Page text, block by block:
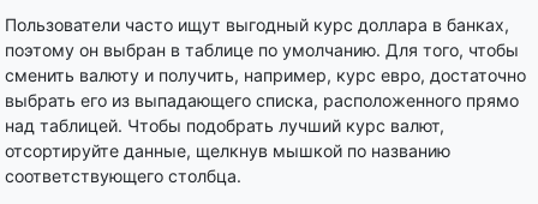
Пользователи часто ищут выгодный курс доллара в банках,
поэтому он выбран в таблице по умолчанию. Для того, чтобы
сменить валюту и получить, например, курс евро, достаточно
выбрать его из выпадающего списка, расположенного прямо
над таблицей. Чтобы подобрать лучший курс валют,
отсортируйте данные, щелкнув мышкой по названию
соответствующего столбца.